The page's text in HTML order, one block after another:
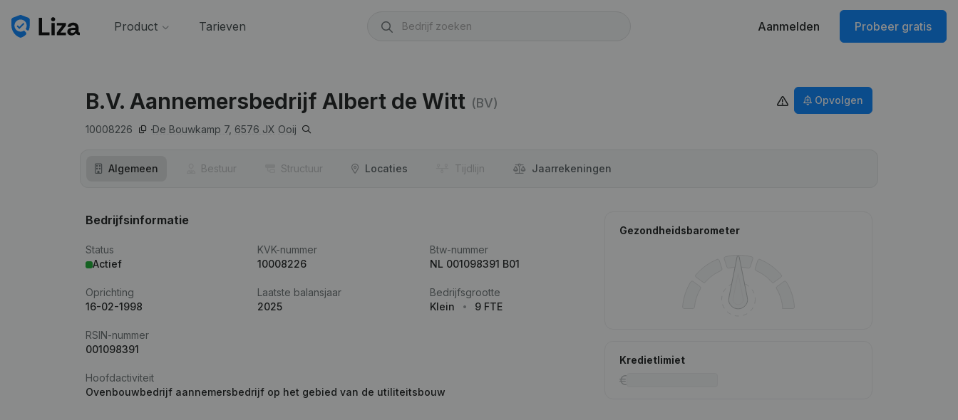
Product Tarieven Aanmelden Probeer gratis
B.V. Aannemersbedrijf Albert de Witt (BV)
10008226 De Bouwkamp 7, 6576 JX Ooij
Opvolgen
Algemeen Bestuur Structuur Locaties Tijdlijn Jaar­rekeningen
Bedrijfsinformatie
Status
Actief
KVK-nummer
10008226
Btw-nummer
NL 001098391 B01
Oprichting
16-02-1998
Laatste balansjaar
2025
Bedrijfsgrootte
Klein
9 FTE
RSIN-nummer
001098391
Hoofdactiviteit
Ovenbouwbedrijf aannemersbedrijf op het gebied van de utiliteitsbouw
Gezondheidsbarometer
Kredietlimiet